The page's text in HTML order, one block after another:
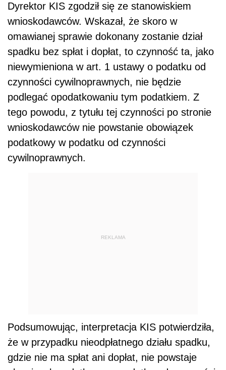
Dyrektor KIS zgodził się ze stanowiskiem
wnioskodawców. Wskazał, że skoro w
omawianej sprawie dokonany zostanie dział
spadku bez spłat i dopłat, to czynność ta, jako
niewymieniona w art. 1 ustawy o podatku od
czynności cywilnoprawnych, nie będzie
podlegać opodatkowaniu tym podatkiem. Z
tego powodu, z tytułu tej czynności po stronie
wnioskodawców nie powstanie obowiązek
podatkowy w podatku od czynności
cywilnoprawnych.
REKLAMA
Podsumowując, interpretacja KIS potwierdziła,
że w przypadku nieodpłatnego działu spadku,
gdzie nie ma spłat ani dopłat, nie powstaje